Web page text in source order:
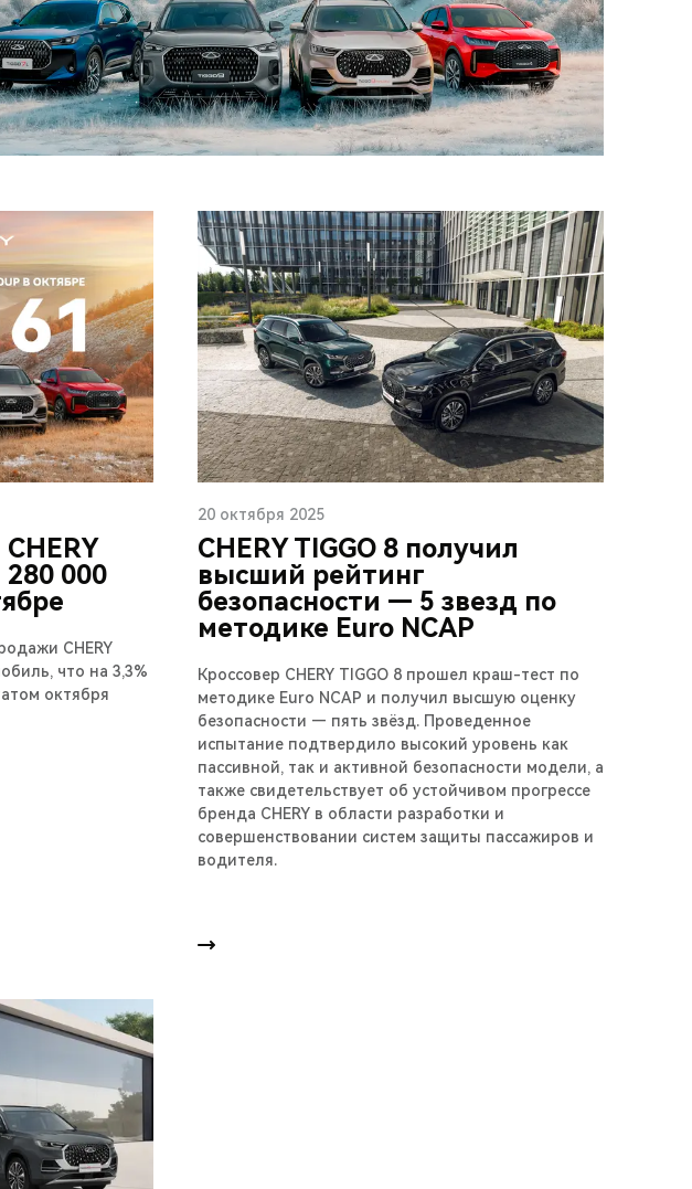
000
CHERY
что на 3,3%
октября
20 октября 2025
CHERY TIGGO 8 получил
высший рейтинг
безопасности — 5 звезд по
методике Euro NCAP
Кроссовер CHERY TIGGO 8 прошел краш-тест по
методике Euro NCAP и получил высшую оценку
безопасности — пять звёзд. Проведенное
испытание подтвердило высокий уровень как
пассивной, так и активной безопасности модели, а
также свидетельствует об устойчивом прогрессе
бренда CHERY в области разработки и
совершенствовании систем защиты пассажиров и
водителя.